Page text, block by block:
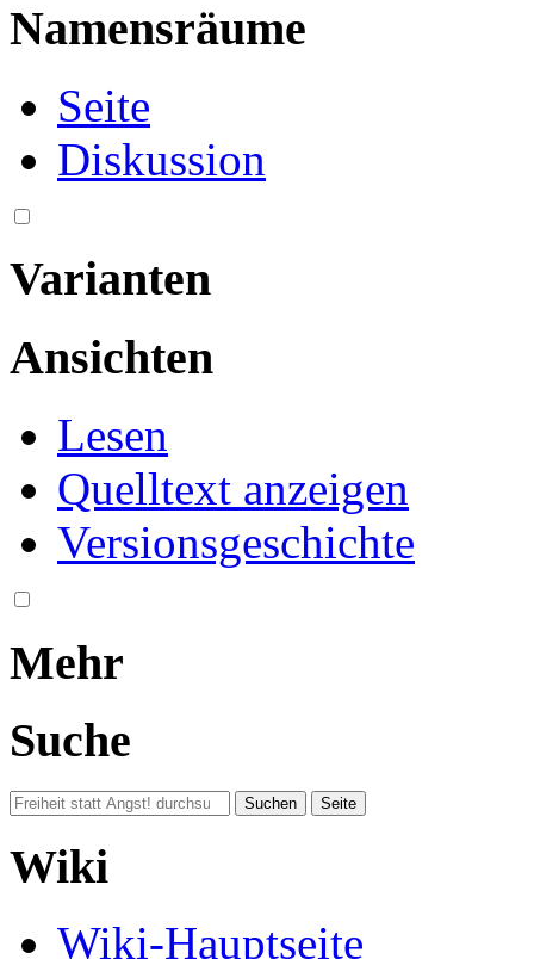
Namensräume
Seite
Diskussion
Varianten
Ansichten
Lesen
Quelltext anzeigen
Versionsgeschichte
Mehr
Suche
Wiki
Wiki-Hauptseite